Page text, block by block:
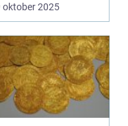
oktober 2025